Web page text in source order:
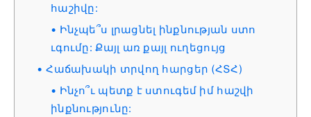
հաշիվը:
Ինչպե՞ս լրացնել ինքնության ստո
ւգումը: Քայլ առ քայլ ուղեցույց
Հաճախակի տրվող հարցեր (ՀՏՀ)
Ինչո՞ւ պետք է ստուգեմ իմ հաշվի
ինքնությունը: